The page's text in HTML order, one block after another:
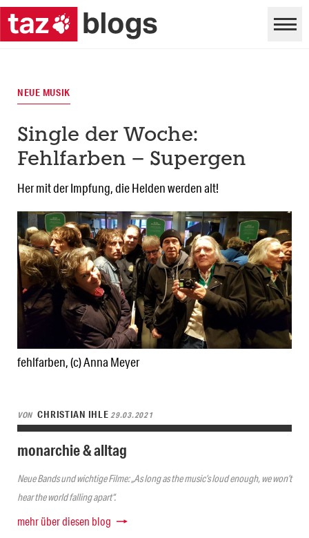
fehlfarben, (c) Anna Meyer
NEUE MUSIK
Single der Woche:
Fehlfarben – Supergen
Her mit der Impfung, die Helden werden alt!
VON CHRISTIAN IHLE29.03.2021
monarchie & alltag
Neue Bands und wichtige Filme: „As long as the music’s loud enough, we won’t
hear the world falling apart“.
mehr über diesen blog